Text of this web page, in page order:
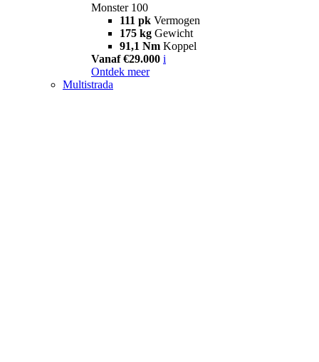
Monster 100
111 pk Vermogen
175 kg Gewicht
91,1 Nm Koppel
Vanaf €29.000 i
Ontdek meer
Multistrada